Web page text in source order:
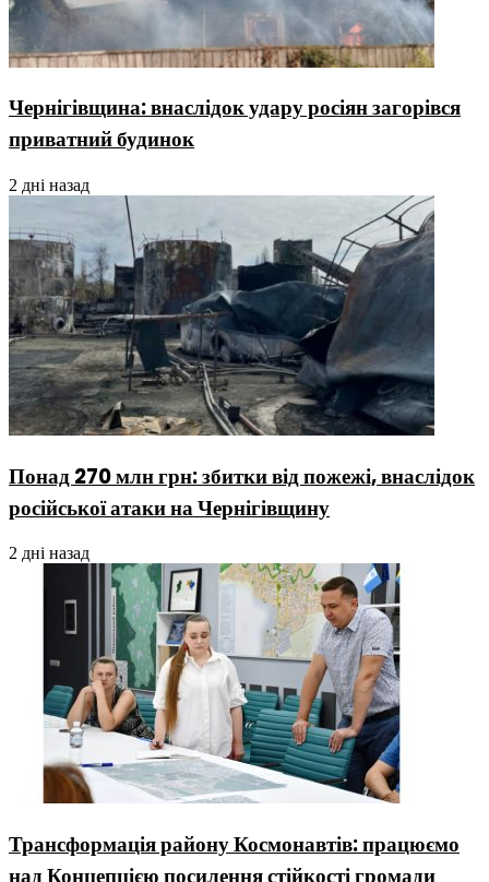
Чернігівщина: внаслідок удару росіян загорівся
приватний будинок
2 дні назад
Понад 270 млн грн: збитки від пожежі, внаслідок
російської атаки на Чернігівщину
2 дні назад
Трансформація району Космонавтів: працюємо